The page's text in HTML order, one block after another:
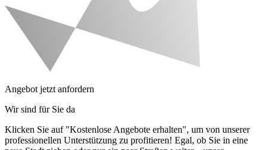
Angebot jetzt anfordern
Wir sind für Sie da
Klicken Sie auf "Kostenlose Angebote erhalten", um von unserer
professionellen Unterstützung zu profitieren! Egal, ob Sie in eine